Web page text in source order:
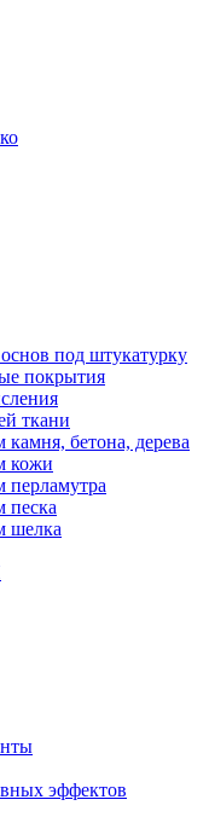
под штукатурку
покрытия
ткани
бетона, дерева
кожи
перламутра
песка
шелка
эффектов